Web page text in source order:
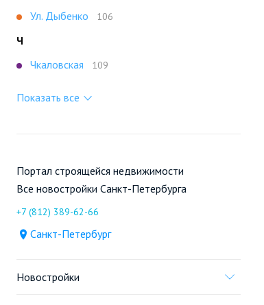
Ул. Дыбенко
106
Ч
Чкаловская
109
Показать все
Портал строящейся недвижимости
Все новостройки Санкт-Петербурга
+7 (812) 389-62-66
Санкт-Петербург
Новостройки